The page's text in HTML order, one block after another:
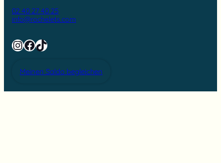
02 40 27 40 25
info@rochelets.com
Instagram
Facebook
TikTok
Meinen Saldo begleichen